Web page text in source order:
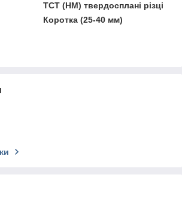
TCT (HM) твердосплані різці
Коротка (25-40 мм)